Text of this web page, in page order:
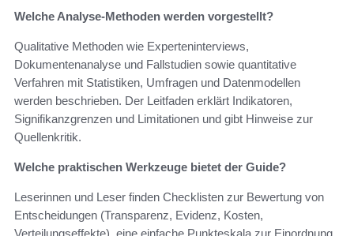
Welche Analyse-Methoden werden vorgestellt?
Qualitative Methoden wie Experteninterviews,
Dokumentenanalyse und Fallstudien sowie quantitative
Verfahren mit Statistiken, Umfragen und Datenmodellen
werden beschrieben. Der Leitfaden erklärt Indikatoren,
Signifikanzgrenzen und Limitationen und gibt Hinweise zur
Quellenkritik.
Welche praktischen Werkzeuge bietet der Guide?
Leserinnen und Leser finden Checklisten zur Bewertung von
Entscheidungen (Transparenz, Evidenz, Kosten,
Verteilungseffekte), eine einfache Punkteskala zur Einordnung